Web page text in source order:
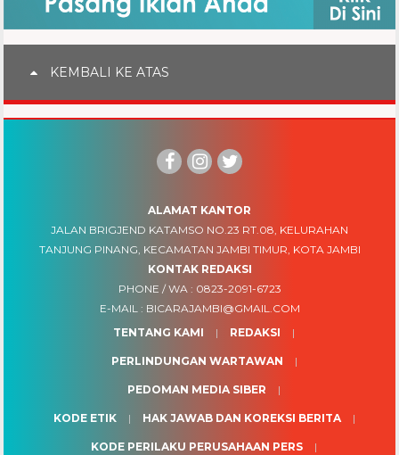
KEMBALI KE ATAS
ALAMAT KANTOR
JALAN BRIGJEND KATAMSO NO.23 RT.08, KELURAHAN
TANJUNG PINANG, KECAMATAN JAMBI TIMUR, KOTA JAMBI
KONTAK REDAKSI
PHONE / WA : 0823-2091-6723
E-MAIL : BICARAJAMBI@GMAIL.COM
TENTANG KAMI
REDAKSI
PERLINDUNGAN WARTAWAN
PEDOMAN MEDIA SIBER
KODE ETIK HAK JAWAB DAN KOREKSI BERITA
KODE PERILAKU PERUSAHAAN PERS